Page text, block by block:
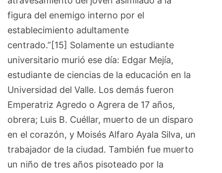
figura del enemigo interno por el
establecimiento adultamente
centrado.”[15] Solamente un estudiante
universitario murió ese día: Edgar Mejía,
estudiante de ciencias de la educación en la
Universidad del Valle. Los demás fueron
Emperatriz Agredo o Agrera de 17 años,
obrera; Luis B. Cuéllar, muerto de un disparo
en el corazón, y Moisés Alfaro Ayala Silva, un
trabajador de la ciudad. También fue muerto
un niño de tres años pisoteado por la